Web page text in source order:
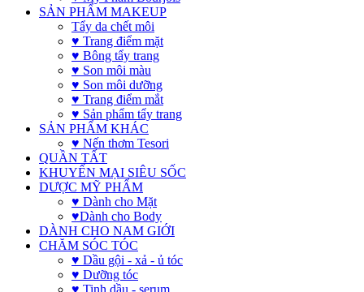
SẢN PHẨM MAKEUP
Tẩy da chết môi
♥ Trang điểm mặt
♥ Bông tẩy trang
♥ Son môi màu
♥ Son môi dưỡng
♥ Trang điểm mắt
♥ Sản phẩm tẩy trang
SẢN PHẨM KHÁC
♥ Nến thơm Tesori
QUẦN TẤT
KHUYẾN MẠI SIÊU SỐC
DƯỢC MỸ PHẨM
♥ Dành cho Mặt
♥Dành cho Body
DÀNH CHO NAM GIỚI
CHĂM SÓC TÓC
♥ Dầu gội - xả - ủ tóc
♥ Dưỡng tóc